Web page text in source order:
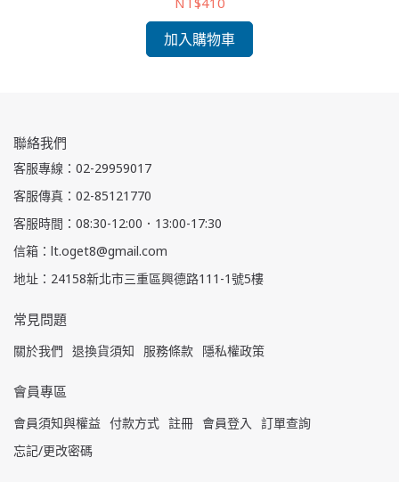
加入購物車
聯絡我們
客服專線：02-29959017
客服傳真：02-85121770
客服時間：08:30-12:00．13:00-17:30
信箱：lt.oget8@gmail.com
地址：24158新北市三重區興德路111-1號5樓
常見問題
關於我們 退換貨須知 服務條款 隱私權政策
會員專區
會員須知與權益 付款方式 註冊 會員登入
訂單查詢
忘記/更改密碼